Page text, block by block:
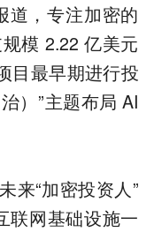
道，专注加密的
模 2.22 亿美元
目最早期进行投
）”主题布局 AI
来“加密投资人”
联网基础设施一